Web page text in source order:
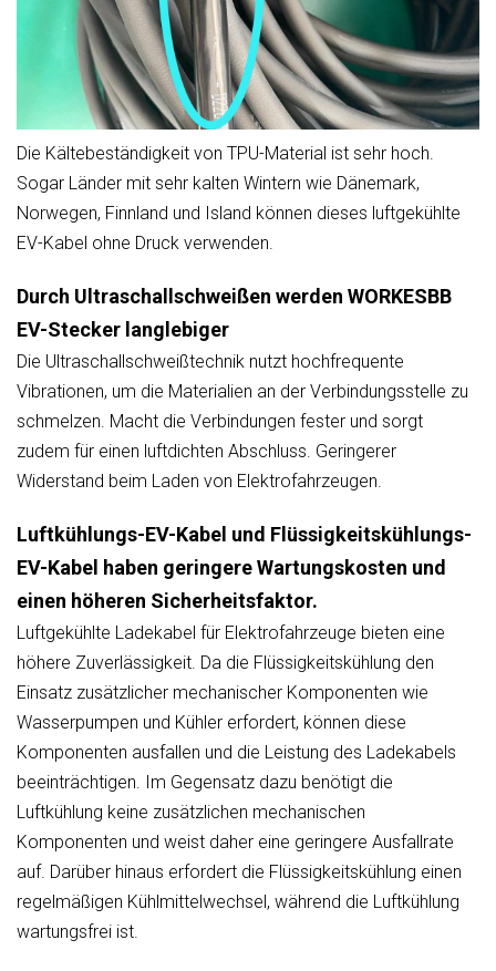
Die Kältebeständigkeit von TPU-Material ist sehr hoch.
Sogar Länder mit sehr kalten Wintern wie Dänemark,
Norwegen, Finnland und Island können dieses luftgekühlte
EV-Kabel ohne Druck verwenden.
Durch Ultraschallschweißen werden WORKESBB
EV-Stecker langlebiger
Die Ultraschallschweißtechnik nutzt hochfrequente
Vibrationen, um die Materialien an der Verbindungsstelle zu
schmelzen. Macht die Verbindungen fester und sorgt
zudem für einen luftdichten Abschluss. Geringerer
Widerstand beim Laden von Elektrofahrzeugen.
Luftkühlungs-EV-Kabel und Flüssigkeitskühlungs-
EV-Kabel haben geringere Wartungskosten und
einen höheren Sicherheitsfaktor.
Luftgekühlte Ladekabel für Elektrofahrzeuge bieten eine
höhere Zuverlässigkeit. Da die Flüssigkeitskühlung den
Einsatz zusätzlicher mechanischer Komponenten wie
Wasserpumpen und Kühler erfordert, können diese
Komponenten ausfallen und die Leistung des Ladekabels
beeinträchtigen. Im Gegensatz dazu benötigt die
Luftkühlung keine zusätzlichen mechanischen
Komponenten und weist daher eine geringere Ausfallrate
auf. Darüber hinaus erfordert die Flüssigkeitskühlung einen
regelmäßigen Kühlmittelwechsel, während die Luftkühlung
wartungsfrei ist.